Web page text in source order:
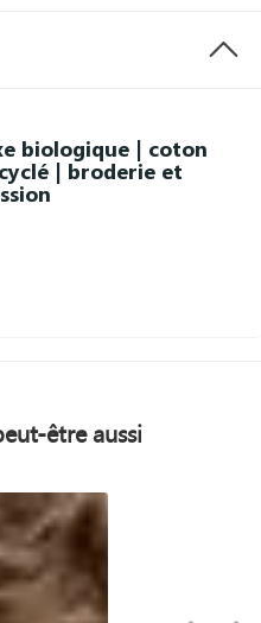
biologique | coton
| broderie et
être aussi